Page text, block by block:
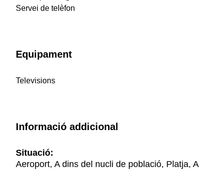
Servei de telèfon
Equipament
Televisions
Informació addicional
Situació:
Aeroport, A dins del nucli de població, Platja, A